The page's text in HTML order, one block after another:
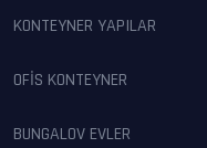
KONTEYNER YAPILAR
OFİS KONTEYNER
BUNGALOV EVLER